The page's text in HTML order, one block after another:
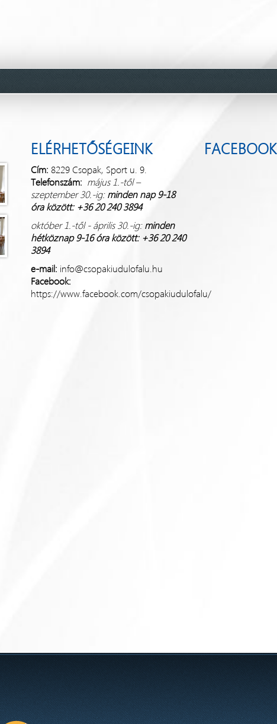
ELÉRHETŐSÉGEINK
Cím: 8229 Csopak, Sport u. 9.
Telefonszám: május 1.-től –
szeptember 30.-ig:minden nap 9-18
óra között: +36 20 240 3894
október 1.-től - április 30.-ig:minden
hétköznap 9-16 óra között: +36 20 240
3894
e-mail: info@csopakiudulofalu.hu
Facebook:
https://www.facebook.com/csopakiudulofalu/
FACEBOOK